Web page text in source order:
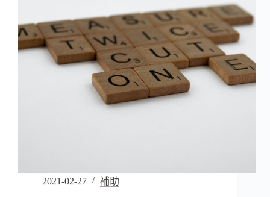
2021-02-27 補助